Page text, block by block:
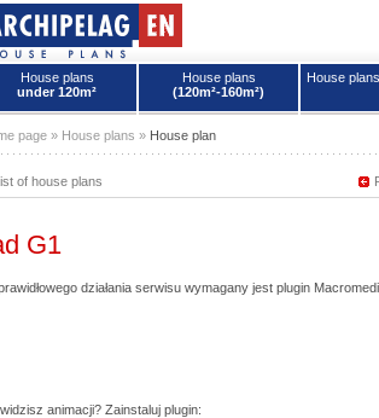
House plans
under 120m²
House plans
(120m²-160m²)
House
page » House plans » House plan
of house plans
G1
działania serwisu wymagany jest plugin
animacji? Zainstaluj plugin: